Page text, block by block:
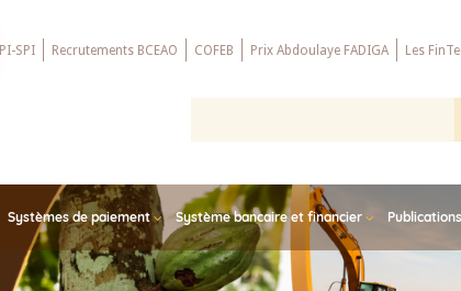
PI-SPI Recrutements BCEAO COFEB Prix Abdoulaye FADIGA Les
Systèmes de paiement Système bancaire et financier Publications